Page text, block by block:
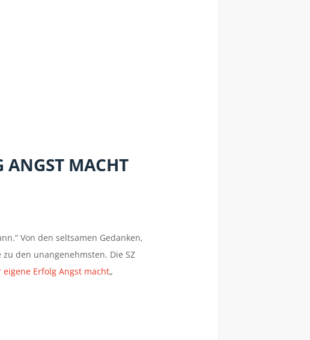
ANGST MACHT
Von den seltsamen Gedanken,
den unangenehmsten. Die SZ
eigene Erfolg Angst macht„